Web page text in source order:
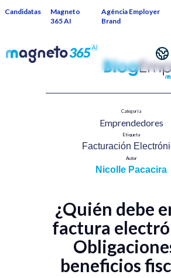
Candidatas
Magneto
365 AI
Agência Employer
Brand
Categoría
Emprendedores​
Etiqueta
Facturación
Autor
Nicolle Pacacira
¿Quién debe
factura
Obligaciones
beneficios